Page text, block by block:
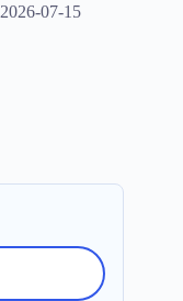
2026-07-15